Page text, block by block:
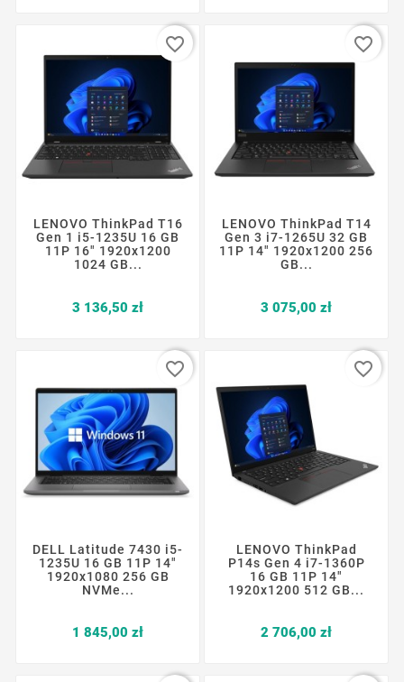
LENOVO ThinkPad T16
Gen 1 i5-1235U 16 GB
11P 16" 1920x1200
1024 GB...
3 136,50 złCena
favorite_border
LENOVO ThinkPad T14
Gen 3 i7-1265U 32 GB
11P 14" 1920x1200 256
GB...
3 075,00 złCena
favorite_border
DELL Latitude 7430 i5-
1235U 16 GB 11P 14"
1920x1080 256 GB
NVMe...
1 845,00 złCena
favorite_border
LENOVO ThinkPad
P14s Gen 4 i7-1360P
16 GB 11P 14"
1920x1200 512 GB...
2 706,00 złCena
favorite_border